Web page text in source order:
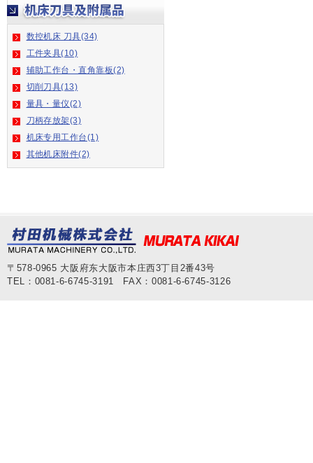
数控机床 刀具(34)
工件夹具(10)
辅助工作台・直角靠板(2)
切削刀具(13)
量具・量仪(2)
刀柄存放架(3)
机床专用工作台(1)
其他机床附件(2)
〒578-0965 大阪府东大阪市本庄西3丁目2番43号
TEL：0081-6-6745-3191 FAX：0081-6-6745-3126